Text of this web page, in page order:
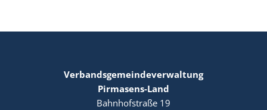
Verbandsgemeindeverwaltung
Pirmasens-Land
Bahnhofstraße 19